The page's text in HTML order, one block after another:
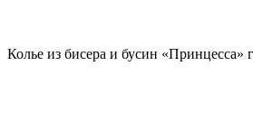
Колье из бисера и бусин «Принцесса»